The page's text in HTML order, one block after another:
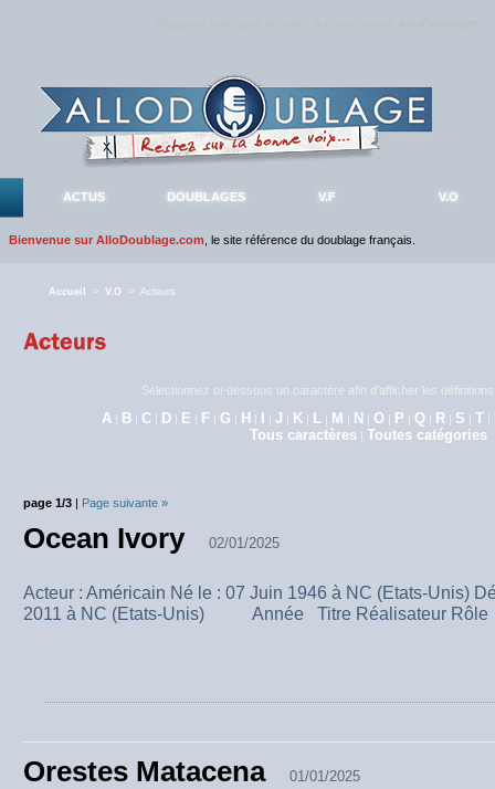
ACTUS DOUBLAGES V.F V.O
Bienvenue sur AlloDoublage.com , le site référence du doublage français.
Accueil > V.O > Acteurs
Sélectionnez ci-dessous un caractère afin d'afficher les
A | B | C | D | E | F | G | H | I |J | K | L | M | N | O | P | Q | R | S | T |
Tous caractères | Toutes catégories
page 1/3 | Page suivante »
Ocean Ivory 02/01/2025
Acteur : Américain Né le : 07 Juin 1946 à NC (Etats-Unis)
2011 à NC (Etats-Unis) Année Titre Réalisateur Rôle
Orestes Matacena 01/01/2025